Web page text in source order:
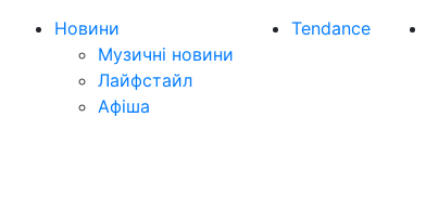
Новини
Музичні новини
Лайфстайл
Афіша
Tendance